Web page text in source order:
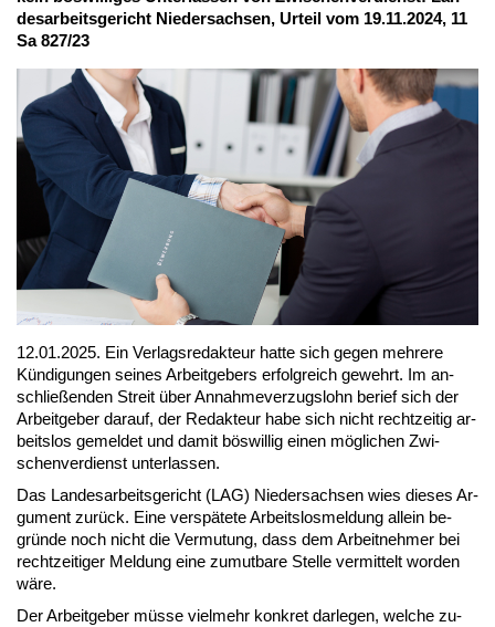
des­ar­beits­ge­richt Nie­der­sach­sen, Ur­teil vom 19.11.2024, 11
Sa 827/23
12.01.2025. Ein Ver­lags­re­dak­teur hat­te sich ge­gen meh­re­re
Kün­di­gun­gen sei­nes Ar­beit­ge­bers er­folg­reich ge­wehrt. Im an­
schlie­ßen­den Streit über An­nah­me­ver­zugs­lohn be­rief sich der
Ar­beit­ge­ber dar­auf, der Re­dak­teur ha­be sich nicht recht­zei­tig ar­
beits­los ge­mel­det und da­mit bös­wil­lig ei­nen mög­li­chen Zwi­
schen­ver­dienst un­ter­las­sen.
Das Lan­des­ar­beits­ge­richt (LAG) Nie­der­sach­sen wies die­ses Ar­
gu­ment zurück. Ei­ne ver­späte­te Ar­beits­los­mel­dung al­lein be­
gründe noch nicht die Ver­mu­tung, dass dem Ar­beit­neh­mer bei
recht­zei­ti­ger Mel­dung ei­ne zu­mut­ba­re Stel­le ver­mit­telt wor­den
wäre.
Der Ar­beit­ge­ber müsse viel­mehr kon­kret dar­le­gen, wel­che zu­